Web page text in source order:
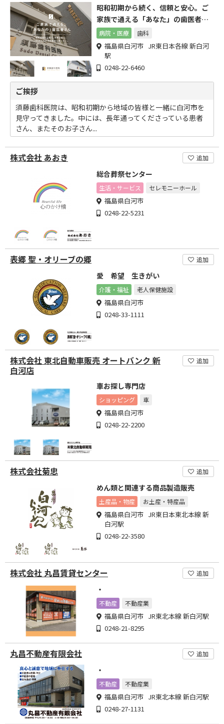
昭和初期から続く、信頼と安心。ご
家族で通える「あなた」の歯医者さ
ん病院・医療 歯科
福島県白河市 JR東日本各線 新白河
駅
0248-22-6460
ご挨拶
須藤歯科医院は、昭和初期から地域の皆様と一緒に白河市を
見守ってきました。中には、長年通ってくださっている患者
さん、またそのお子さん...
株式会社 あおき 追加
総合葬祭センター
生活・サービス セレモニーホール
福島県白河市
0248-22-5231
表郷 聖・オリーブの郷 追加
愛 希望 生きがい
介護・福祉 老人保健施設
福島県白河市
0248-33-1111
株式会社 東北自動車販売 オートバンク 新
白河店
追加
車お探し専門店
ショッピング 車
福島県白河市
0248-22-2200
株式会社菊忠 追加
めん類と関連する商品製造販売
土産品・物産 お土産・特産品
福島県白河市 JR東日本東北本線 新
白河駅
0248-22-3580
株式会社 丸昌賃貸センター 追加
・
不動産 不動産業
福島県白河市 JR東北本線 新白河駅
0248-21-8295
丸昌不動産有限会社 追加
・
不動産 不動産業
福島県白河市 JR東北本線 新白河駅
0248-27-1131